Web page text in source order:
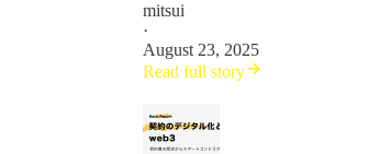
mitsui
·
August 23, 2025
Read full story